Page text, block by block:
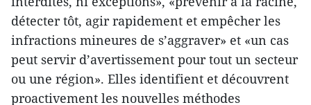
détecter tôt, agir rapidement et empêcher les
infractions mineures de s’aggraver» et «un cas
peut servir d’avertissement pour tout un secteur
ou une région». Elles identifient et découvrent
proactivement les nouvelles méthodes